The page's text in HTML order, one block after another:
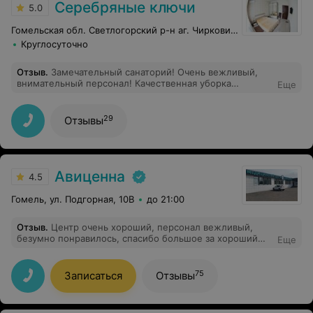
5.0 Серебряные ключи
Гомельская обл. Светлогорский р-н аг. Чирковичи
Круглосуточно
Отзыв. Замечательный санаторий! Очень вежливый,
внимательный персонал! Качественная уборка
меню, вкусные блюда, в том числе и белорусской
кухни! Интересный досуг! Прекрасная природа вокруг
санатория! День можно планировать в зависимости от
персональных предпочтений! Есть возможность
арендовать спортивный инвентарь и провести отдых
корпусами! Очень понравилось, хотим вернуться сюда
снова!!!
Еще
Отзывы29
4.5 Авиценна
Гомель, ул. Подгорная, 10В до 21:00
Отзыв. Центр очень хороший, персонал вежливый,
безумно понравилось, спасибо большое за хороший
Ирине Леонидовне, замечательный врач)
Еще
Записаться Отзывы75